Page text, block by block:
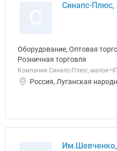
Синапс-
Оборудование, Оптовая
Розничная торговля
Компания Синапс-Плюс, малое ЧП
Россия, Луганская